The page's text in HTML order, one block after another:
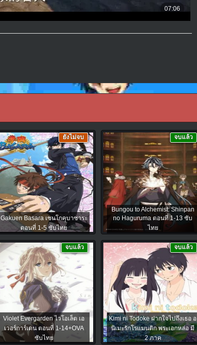
Gakuen Basara เซนโกคุบาซาระ
ตอนที่ 1-5 ซับไทย
ยังไม่จบ
Bungou to Alchemist: Shinpan
no Haguruma ตอนที่ 1-13 ซับ
ไทย
จบแล้ว
Violet Evergarden ไวโอเล็ต เอ
เวอร์การ์เดน ตอนที่ 1-14+OVA
ซับไทย
จบแล้ว
Kimi ni Todoke ฝากใจไปถึงเธอ อ
นิเมะรักโรแมนติก พระเอกหล่อ มี
2 ภาค
จบแล้ว